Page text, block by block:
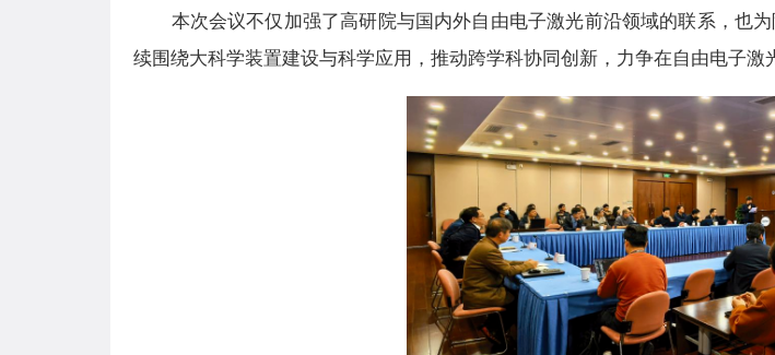
本次会议不仅加强了高研院与国内外自由电子激光前沿领域的联系，也
续围绕大科学装置建设与科学应用，推动跨学科协同创新，力争在自由电子激